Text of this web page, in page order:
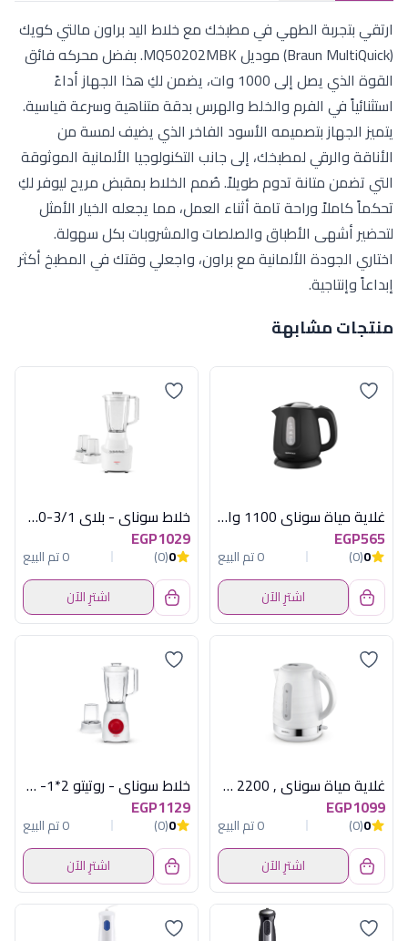
ارتقي بتجربة الطهي في مطبخك مع خلاط اليد براون مالتي كويك
(Braun MultiQuick) موديل MQ50202MBK. بفضل محركه فائق
القوة الذي يصل إلى 1000 وات، يضمن لكِ هذا الجهاز أداءً
استثنائياً في الفرم والخلط والهرس بدقة متناهية وسرعة قياسية.
يتميز الجهاز بتصميمه الأسود الفاخر الذي يضيف لمسة من
الأناقة والرقي لمطبخك، إلى جانب التكنولوجيا الألمانية الموثوقة
التي تضمن متانة تدوم طويلاً. صُمم الخلاط بمقبض مريح ليوفر لكِ
تحكماً كاملاً وراحة تامة أثناء العمل، مما يجعله الخيار الأمثل
لتحضير أشهى الأطباق والصلصات والمشروبات بكل سهولة.
اختاري الجودة الألمانية مع براون، واجعلي وقتك في المطبخ أكثر
إبداعاً وإنتاجية.
منتجات مشابهة
غلاية مياة سوناي 1100 وات -1.2 لتر-اسود Mar -2200
EGP565
0
(0)
0 تم البيع
اشترِ الآن
خلاط سوناي - بلاي 3/1-400 وات , 1.5 لتر , 3 سرعات MAR - 2300
EGP1029
0
(0)
0 تم البيع
اشترِ الآن
غلاية مياة سوناي , 2200 وات , 1.7 لتر, ابيض SH-3777
EGP1099
0
(0)
0 تم البيع
اشترِ الآن
خلاط سوناي - روتيتو 2*1- 500 وات، 1.5 لتر، 3 سرعات MAR-2510
EGP1129
0
(0)
0 تم البيع
اشترِ الآن